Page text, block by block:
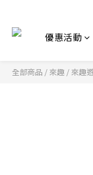
優惠活動
全部商品 / 來趣 / 來趣